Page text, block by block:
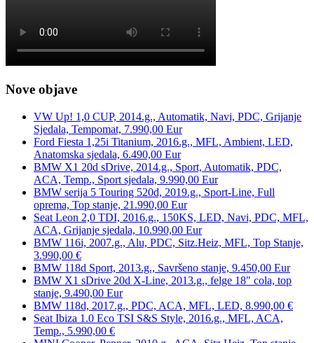
Nove objave
VW Up! 1,0 CUP, 2014.g., Automatik, Navi, PDC, Grijanje
Sjedala, Tempomat, 7.990,00 Eur
Ford Fiesta 1,25i Titanium, 2016.g., MFL, Ambient, LED,
Anatomska sjedala, 6.490,00 Eur
BMW X1 20d sDrive, 2014.g., Sport, Automatik, PDC,
ACA, Temp., Sport sjedala, 9.990,00 Eur
BMW serija 5 Touring 520d, 2019.g., Sport-Line, Full
oprema, Top stanje, 21.990,00 Eur
Seat Leon 2,0 TDI, 2016.g., 150KS, LED, Navi, PDC, MFL,
ACA, Grijanje sjedala, 10.990,00 Eur
BMW 116i, 2007.g., Alu, PDC, Sitz.Heiz, MFL, Top Stanje,
3.990,00 €
BMW 118d Sport, 2013.g., Savršeno stanje, 9.450,00 Eur
BMW X1 sDrive 20d X-Line, 2013.g., felge 18″ cola, top
stanje, 9.490,00 Eur
BMW 118d, 2017.g., PDC, ACA, MFL, LED, 8.990,00 €
Seat Ibiza 1.0 Eco TSI S&S Style, 2016.g., MFL, ACA,
Temp., 5.990,00 €